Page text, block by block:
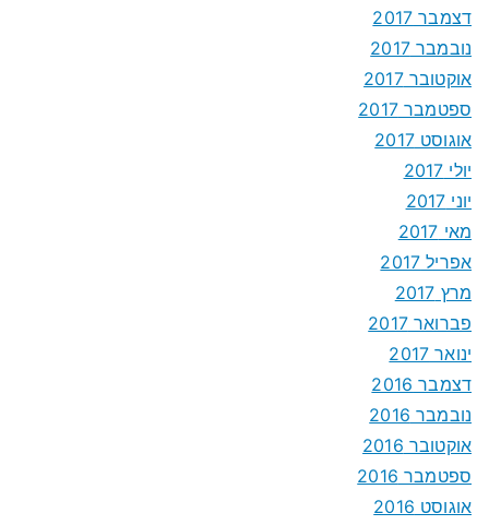
דצמבר 2017
נובמבר 2017
אוקטובר 2017
ספטמבר 2017
אוגוסט 2017
יולי 2017
יוני 2017
מאי 2017
אפריל 2017
מרץ 2017
פברואר 2017
ינואר 2017
דצמבר 2016
נובמבר 2016
אוקטובר 2016
ספטמבר 2016
אוגוסט 2016